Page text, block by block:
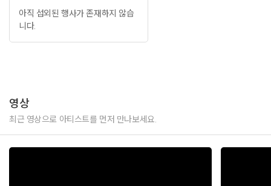
아직 섭외된 행사가 존재하지 않습
니다.
영상
최근 영상으로 아티스트를 먼저 만나보세요.